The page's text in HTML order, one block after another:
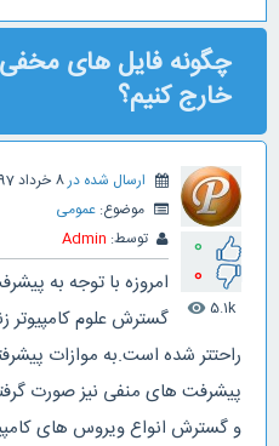
چگونه فایل های
خارج کنیم؟
0
0
5.1k
visibility
ارسال شده در8 خرداد 1397
موضوع: عمومی
توسط: Admin
امروزه با توجه به
گسترش علوم کامپیوتر
راحتتر شده است.به موازات
پیشرفت های منفی نیز صورت
و گسترش انواع ویروس های